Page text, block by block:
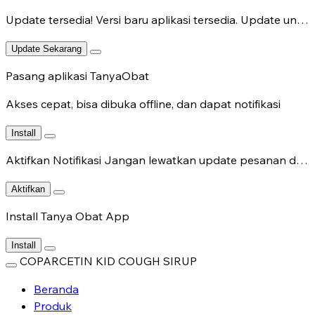
Update tersedia! Versi baru aplikasi tersedia. Update untuk fitur terbaru.
Update Sekarang
Pasang aplikasi TanyaObat
Akses cepat, bisa dibuka offline, dan dapat notifikasi
Install
Aktifkan Notifikasi Jangan lewatkan update pesanan dan chat dokter.
Aktifkan
Install Tanya Obat App
Install
COPARCETIN KID COUGH SIRUP
Beranda
Produk